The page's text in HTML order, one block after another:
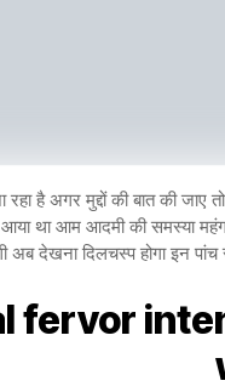
रहा है अगर मुद्दों की बात की
था आम आदमी की समस्या
देखना दिलचस्प होगा इन पांच
fervor